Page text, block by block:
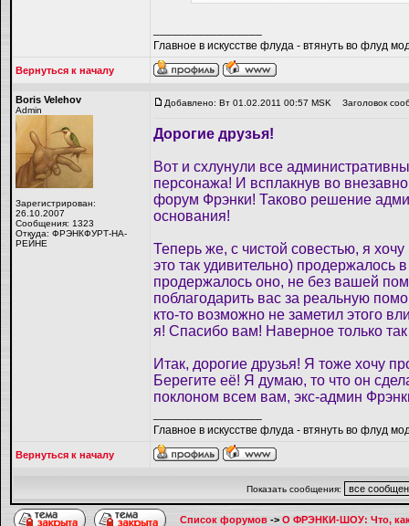
Главное в искусстве флуда - втянуть во флуд
Вернуться к началу
Boris Velehov
Admin
Зарегистрирован:
26.10.2007
Сообщения: 1323
Откуда: ФРЭНКФУРТ-НА-
РЕЙНЕ
Добавлено: Вт 01.02.2011 00:57 MSK Заголовок
Дорогие друзья!
Вот и схлунули все
персонажа! И всплакнув во
форум Фрэнки! Таково решение
основания!
Теперь же, с чистой совестью, я
это так удивительно)
продержалось оно, не без вашей
поблагодарить вас за реальную
кто-то возможно не заметил этого
я! Спасибо вам! Наверное только
Итак, дорогие друзья! Я тоже хочу
Берегите её! Я думаю, то что он
поклоном всем вам, экс-админ
Главное в искусстве флуда - втянуть во флуд
Вернуться к началу
Показать сообщения:
Список форумов -> О ФРЭНКИ-ШОУ: Что,